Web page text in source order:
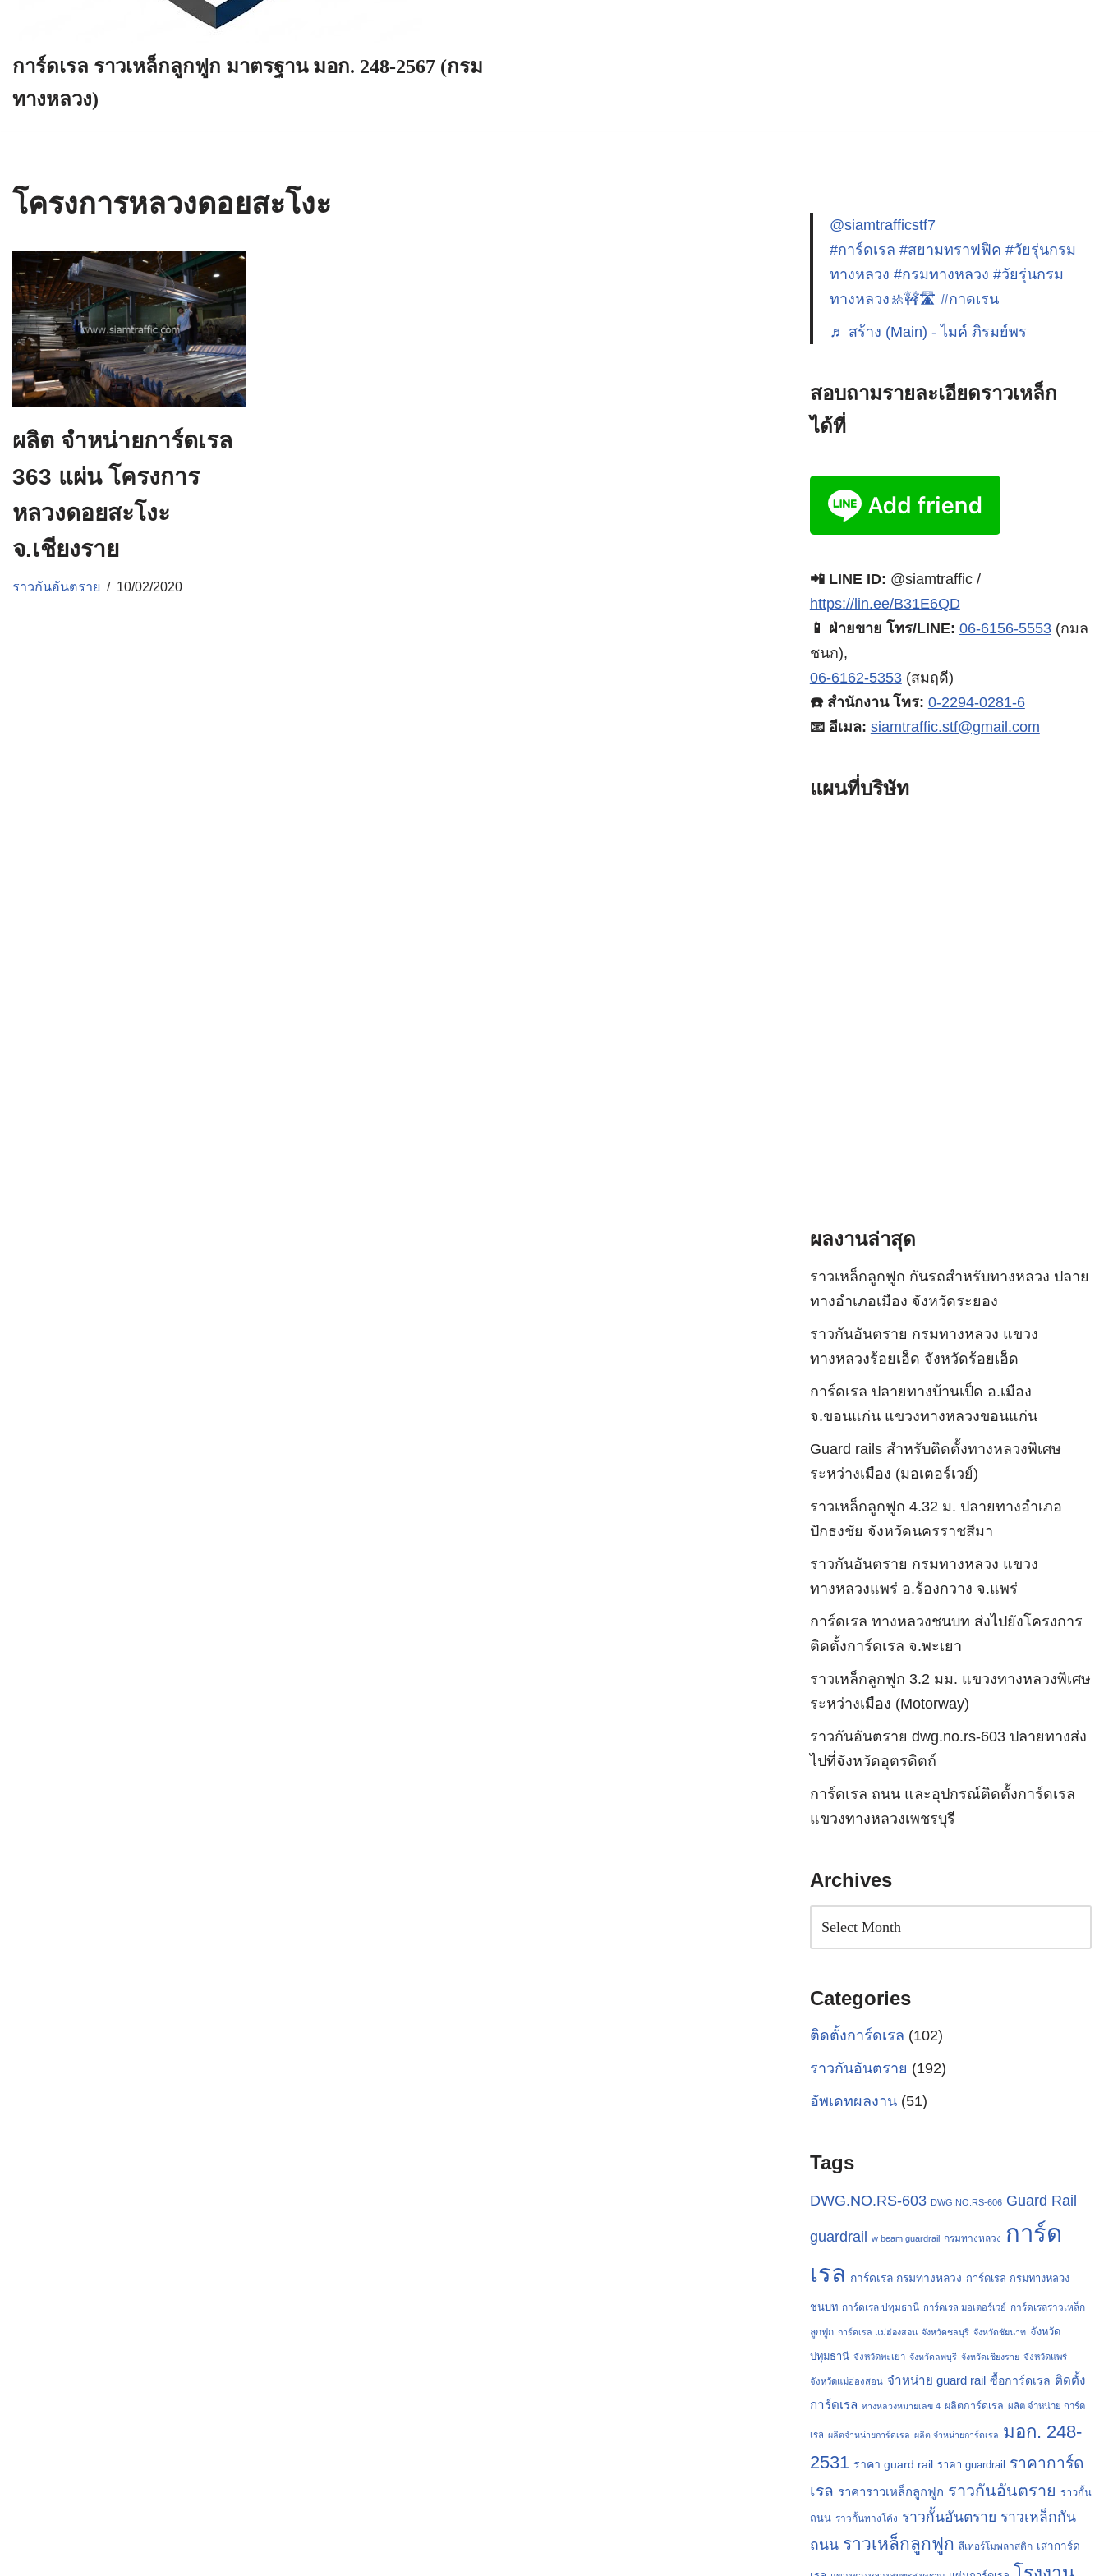
การ์ดเรล ราวเหล็กลูกฟูก มาตรฐาน มอก. 248-2567 (กรม
ทางหลวง)
โครงการหลวงดอยสะโงะ
ผลิต จำหน่ายการ์ดเรล
363 แผ่น โครงการ
หลวงดอยสะโงะ
จ.เชียงราย
ราวกันอันตราย 10/02/2020
@siamtrafficstf7
#การ์ดเรล #สยามทราฟฟิค #วัยรุ่นกรม
ทางหลวง #กรมทางหลวง #วัยรุ่นกรม
ทางหลวง🚸🚧🛣️ #กาดเรน
♬ สร้าง (Main) - ไมค์ ภิรมย์พร
สอบถามรายละเอียดราวเหล็ก
ได้ที่
📲 LINE ID: @siamtraffic /
https://lin.ee/B31E6QD
📱 ฝ่ายขาย โทร/LINE: 06-6156-5553(กมล
ชนก),
06-6162-5353(สมฤดี)
☎️ สำนักงาน โทร: 0-2294-0281-6
📧 อีเมล: siamtraffic.stf@gmail.com
แผนที่บริษัท
ผลงานล่าสุด
ราวเหล็กลูกฟูก กันรถสําหรับทางหลวง ปลาย
ทางอำเภอเมือง จังหวัดระยอง
ราวกันอันตราย กรมทางหลวง แขวง
ทางหลวงร้อยเอ็ด จังหวัดร้อยเอ็ด
การ์ดเรล ปลายทางบ้านเป็ด อ.เมือง
จ.ขอนแก่น แขวงทางหลวงขอนแก่น
Guard rails สำหรับติดตั้งทางหลวงพิเศษ
ระหว่างเมือง (มอเตอร์เวย์)
ราวเหล็กลูกฟูก 4.32 ม. ปลายทางอำเภอ
ปักธงชัย จังหวัดนครราชสีมา
ราวกันอันตราย กรมทางหลวง แขวง
ทางหลวงแพร่ อ.ร้องกวาง จ.แพร่
การ์ดเรล ทางหลวงชนบท ส่งไปยังโครงการ
ติดตั้งการ์ดเรล จ.พะเยา
ราวเหล็กลูกฟูก 3.2 มม. แขวงทางหลวงพิเศษ
ระหว่างเมือง (Motorway)
ราวกันอันตราย dwg.no.rs-603 ปลายทางส่ง
ไปที่จังหวัดอุตรดิตถ์
การ์ดเรล ถนน และอุปกรณ์ติดตั้งการ์ดเรล
แขวงทางหลวงเพชรบุรี
Archives
Categories
ติดตั้งการ์ดเรล (102)
ราวกันอันตราย (192)
อัพเดทผลงาน(51)
Tags
DWG.NO.RS-603 DWG.NO.RS-606 Guard Rail
guardrail w beam guardrail กรมทางหลวง การ์ด
เรล การ์ดเรล กรมทางหลวง การ์ดเรล กรมทางหลวง
ชนบท การ์ดเรล ปทุมธานี การ์ดเรล มอเตอร์เวย์ การ์ดเรลราวเหล็ก
ลูกฟูก การ์ดเรล แม่ฮ่องสอน จังหวัดชลบุรี จังหวัดชัยนาท จังหวัด
ปทุมธานี จังหวัดพะเยา จังหวัดลพบุรี จังหวัดเชียงราย จังหวัดแพร่
จังหวัดแม่ฮ่องสอน จำหน่าย guard rail ซื้อการ์ดเรล ติดตั้ง
การ์ดเรล ทางหลวงหมายเลข 4 ผลิตการ์ดเรล ผลิต จำหน่าย การ์ด
เรล ผลิตจำหน่ายการ์ดเรล ผลิต จำหน่ายการ์ดเรล มอก. 248-
2531 ราคา guard rail ราคา guardrail
ราคาการ์ด
เรล ราคาราวเหล็กลูกฟูก ราวกันอันตราย ราวกั้น
ถนน ราวกั้นทางโค้ง ราวกั้นอันตราย ราวเหล็กกัน
ถนน ราวเหล็กลูกฟูก สีเทอร์โมพลาสติก เสาการ์ด